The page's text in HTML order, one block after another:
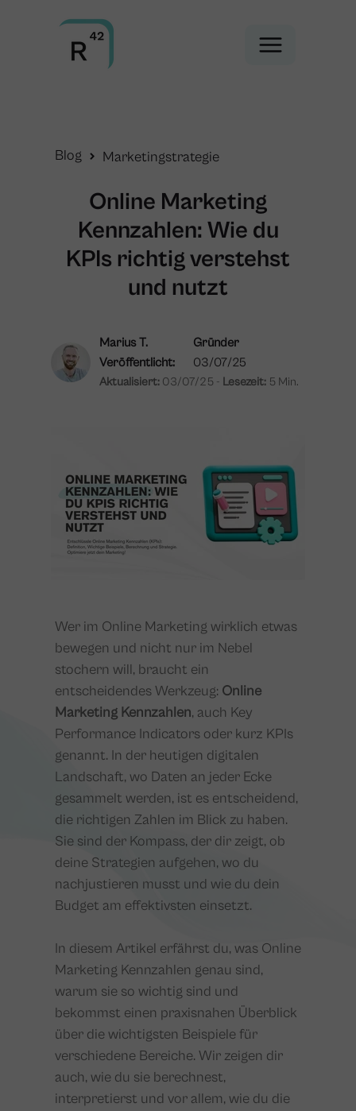
Marketingstrategie
Blog
Online Marketing
Kennzahlen: Wie du
KPIs richtig verstehst
und nutzt
Marius T.
Gründer
Veröffentlicht:
03/07/25
Aktualisiert: 03/07/25 - Lesezeit: 5 Min.
Wer im Online Marketing wirklich etwas
bewegen und nicht nur im Nebel
stochern will, braucht ein
entscheidendes Werkzeug: Online
Marketing Kennzahlen, auch Key
Performance Indicators oder kurz KPIs
genannt. In der heutigen digitalen
Landschaft, wo Daten an jeder Ecke
gesammelt werden, ist es entscheidend,
die richtigen Zahlen im Blick zu haben.
Sie sind der Kompass, der dir zeigt, ob
deine Strategien aufgehen, wo du
nachjustieren musst und wie du dein
Budget am effektivsten einsetzt.
In diesem Artikel erfährst du, was Online
Marketing Kennzahlen genau sind,
warum sie so wichtig sind und
bekommst einen praxisnahen Überblick
über die wichtigsten Beispiele für
verschiedene Bereiche. Wir zeigen dir
auch, wie du sie berechnest,
interpretierst und vor allem, wie du die